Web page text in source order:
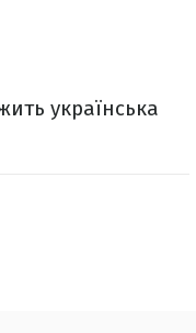
українська